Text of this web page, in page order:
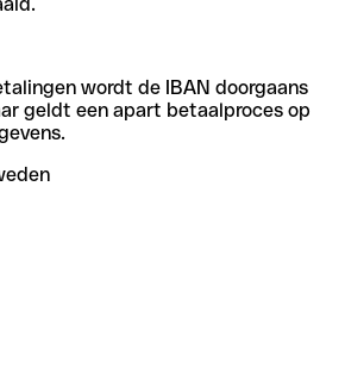
wordt de IBAN doorgaans
geldt een apart betaalproces op